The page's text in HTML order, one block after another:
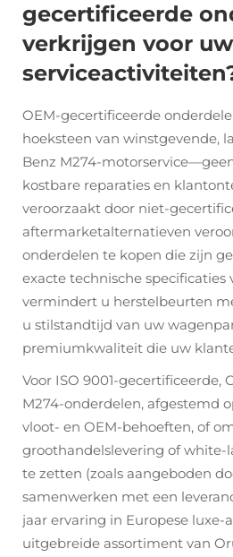
gecertificeerde
verkrijgen voor
OEM-gecertificeerde
hoeksteen van winstgevende,
Benz M274-
kostbare reparaties en
veroorzaakt door niet-
aftermarketalternatieven
onderdelen te kopen die zijn
exacte technische specificaties
vermindert u herstelbeurten
u stilstandtijd van uw
premiumkwaliteit die uw
Voor ISO 9001-gecertificeerde,
M274-onderdelen, afgestemd
vloot- en OEM-behoeften, of
groothandelslevering of white-
te zetten (zoals aangeboden
samenwerken met een
jaar ervaring in Europese luxe-
uitgebreide assortiment van